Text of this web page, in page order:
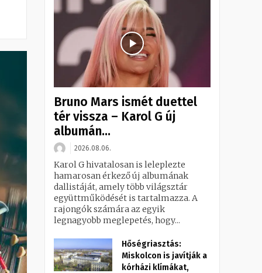
Bruno Mars ismét duettel
tér vissza – Karol G új
albumán...
2026.08.06.
Karol G hivatalosan is leleplezte
hamarosan érkező új albumának
dallistáját, amely több világsztár
együttműködését is tartalmazza. A
rajongók számára az egyik
legnagyobb meglepetés, hogy...
Hőségriasztás:
Miskolcon is javítják a
kórházi klímákat,